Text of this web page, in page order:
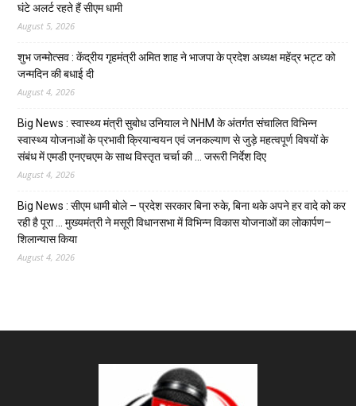
घंटे अलर्ट रहते हैं सीएम धामी
August 5, 2026
शुभ जन्मोत्सव : केंद्रीय गृहमंत्री अमित शाह ने भाजपा के प्रदेश अध्यक्ष महेंद्र भट्ट को
जन्मदिन की बधाई दी
August 4, 2026
Big News : स्वास्थ्य मंत्री सुबोध उनियाल ने NHM के अंतर्गत संचालित विभिन्न
स्वास्थ्य योजनाओं के प्रभावी क्रियान्वयन एवं जनकल्याण से जुड़े महत्वपूर्ण विषयों के
संबंध में एमडी एनएचएम के साथ विस्तृत चर्चा की … जरूरी निर्देश दिए
August 4, 2026
Big News : सीएम धामी बोले – प्रदेश सरकार बिना रुके, बिना थके अपने हर वादे को कर
रही है पूरा … मुख्यमंत्री ने मसूरी विधानसभा में विभिन्न विकास योजनाओं का लोकार्पण–
शिलान्यास किया
August 4, 2026